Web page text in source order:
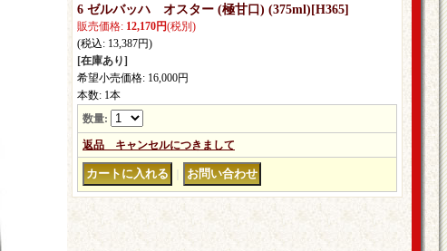
6 ゼルバッハ オスター (極甘口) (375ml) [H365]
販売価格: 12,170円(税別)
(税込: 13,387円)
[在庫あり]
希望小売価格: 16,000円
本数: 1本
数量:
返品 キャンセルにつきまして